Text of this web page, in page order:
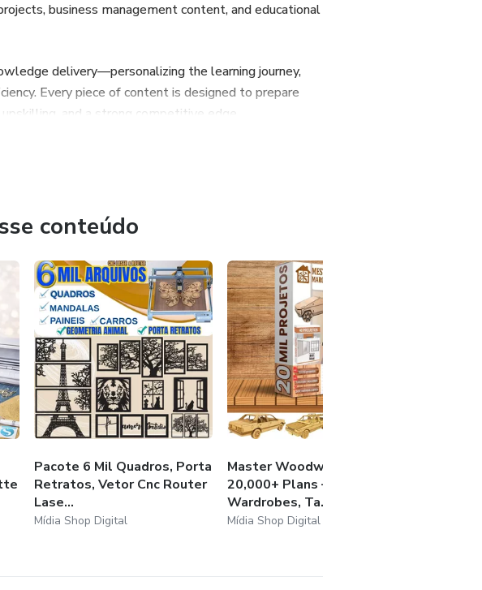
business management content, and educational
delivery—personalizing the learning journey,
Every piece of content is designed to prepare
and a strong competitive edge.
conteúdo
Pacote 6 Mil Quadros, Porta
Retratos, Vetor Cnc Router
Lase...
Mídia Shop Digital
Master Woodworking with
20,000+ Plans – Create
Wardrobes, Ta...
Mídia Shop Digital